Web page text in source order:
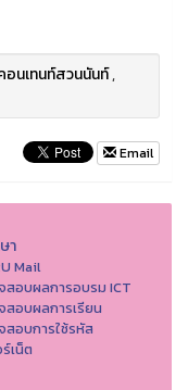
นเทนท์สวนนันท์,
Email
า
Mail
สอบผลการอบรม ICT
สอบผลการเรียน
สอบการใช้รหัส
เน็ต